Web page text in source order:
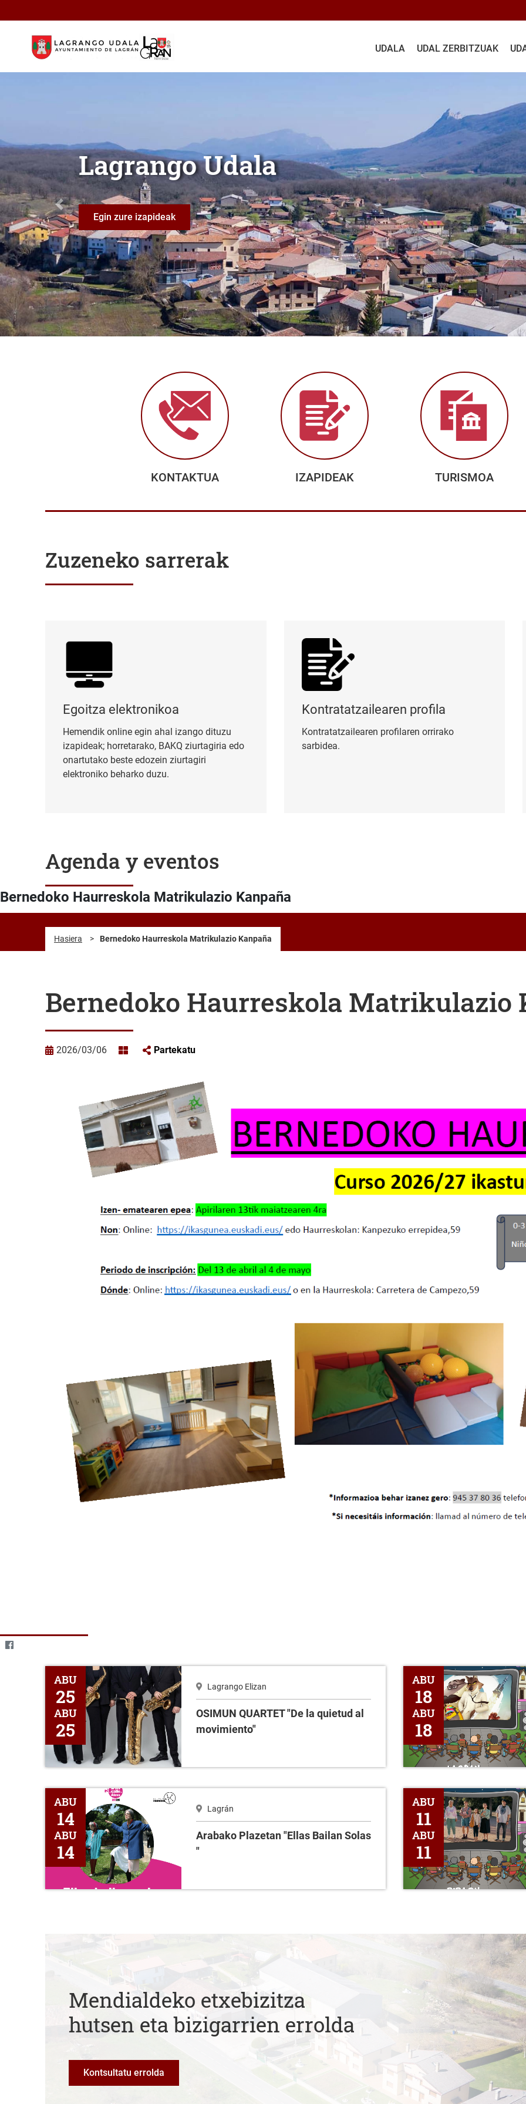
UDALA UDAL ZERBITZUAK
Lagran
Lagran
Anterior
KONTAKTUA IZAPIDEAK TURISMOA
Zuzeneko sarrerak
Egoitza elektronikoa
Hemendik online egin ahal izango dituzu
izapideak; horretarako, BAKQ ziurtagiria edo
onartutako beste edozein ziurtagiri
elektroniko beharko duzu.
Kontratatzailearen profila
Kontratatzailearen profilaren orrirako
sarbidea.
Agenda y eventos
Bernedoko Haurreskola Matrikulazio Kanpaña
Hasiera > Bernedoko Haurreskola Matrikulazio Kanpaña
Bernedoko Haurreskola Matrikulazio
2026/03/06 Partekatu
OSIMUN QUARTET "De la quietud al movimiento"
ABU
25
ABU
25
Lagrango Elizan
OSIMUN QUARTET "De la quietud al
movimiento"
Zinema aire zabalean -"Los
ABU
18
ABU
18
Arabako Plazetan "Ellas Bailan Solas "
ABU
14
ABU
14
Lagrán
Arabako Plazetan "Ellas Bailan Solas
"
Zinema aire zabalean -¿Quién
ABU
11
ABU
11
Mendialdeko etxebizitza
hutsen eta bizigarrien errolda
Kontsultatu errolda